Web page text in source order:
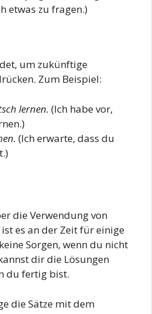
etwas zu fragen.)
um zukünftige
Zum Beispiel:
lernen. (Ich habe vor,
(Ich erwarte, dass du
die Verwendung von
es an der Zeit für einige
Sorgen, wenn du nicht
dir die Lösungen
du fertig bist.
die Sätze mit dem